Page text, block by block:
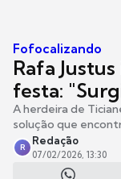
Fofocalizando
Rafa
festa:
A herdeira de
solução que
R
Redação
07/02/2026, 13:30